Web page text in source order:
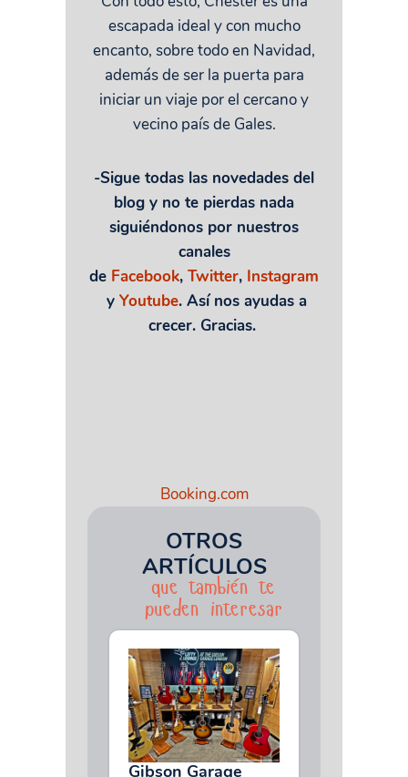
escapada ideal y con mucho
encanto, sobre todo en Navidad,
además de ser la puerta para
iniciar un viaje por el cercano y
vecino país de Gales.
-Sigue todas las novedades del
blog y no te pierdas nada
siguiéndonos por nuestros
canales
de Facebook, Twitter, Instagram
y Youtube. Así nos ayudas a
crecer. Gracias.
Booking.com
OTROS
ARTÍCULOS
que también te
pueden interesar
Gibson Garage